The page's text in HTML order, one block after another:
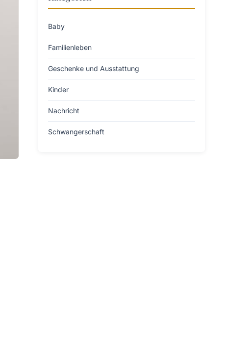
Baby
Familienleben
Geschenke und Ausstattung
Kinder
Nachricht
Schwangerschaft